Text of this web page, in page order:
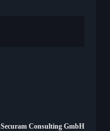
Securam Consulting GmbH